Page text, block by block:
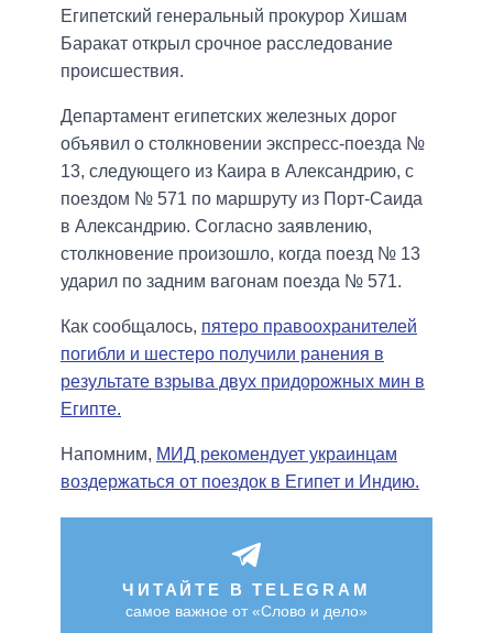
Египетский генеральный прокурор Хишам
Баракат открыл срочное расследование
происшествия.
Департамент египетских железных дорог
объявил о столкновении экспресс-поезда №
13, следующего из Каира в Александрию, с
поездом № 571 по маршруту из Порт-Саида
в Александрию. Согласно заявлению,
столкновение произошло, когда поезд № 13
ударил по задним вагонам поезда № 571.
Как сообщалось, пятеро правоохранителей
погибли и шестеро получили ранения в
результате взрыва двух придорожных мин в
Египте.
Напомним, МИД рекомендует украинцам
воздержаться от поездок в Египет и Индию.
ЧИТАЙТЕ В TELEGRAM
самое важное от «Слово и дело»